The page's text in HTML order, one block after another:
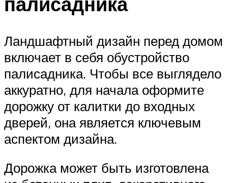
Ландшафтный дизайн перед домом
включает в себя обустройство
палисадника. Чтобы все выглядело
аккуратно, для начала оформите
дорожку от калитки до входных
дверей, она является ключевым
аспектом дизайна.
Дорожка может быть изготовлена